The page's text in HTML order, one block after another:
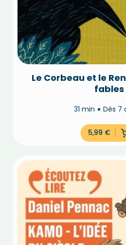
Le Corbeau et le
fables
31 min Dès 7
5,99 €